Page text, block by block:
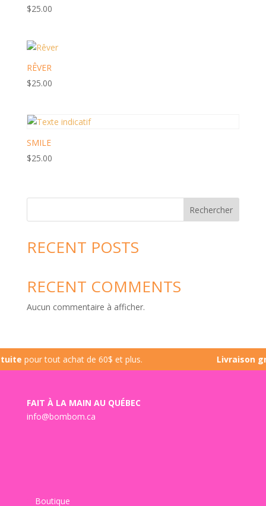
$25.00
RÊVER
$25.00
SMILE
$25.00
Rechercher
RECENT POSTS
RECENT COMMENTS
Aucun commentaire à afficher.
pour tout achat de 60$ et plus. Livraison
FAIT À LA MAIN AU QUÉBEC
info@bombom.ca
Boutique